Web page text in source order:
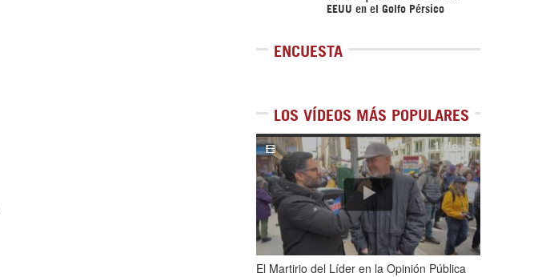
EEUU en el Golfo Pérsico
ENCUESTA
LOS VÍDEOS MÁS POPULARES
1de5
El Martirio del Líder en la Opinión Pública